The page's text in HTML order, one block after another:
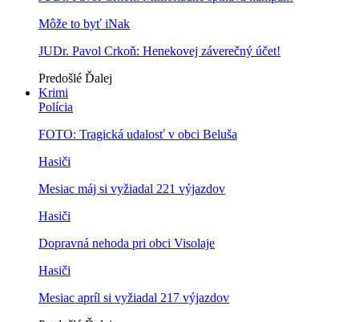
Môže to byť iNak
JUDr. Pavol Crkoň: Henekovej záverečný účet!
Predošlé Ďalej
Krimi
Polícia
FOTO: Tragická udalosť v obci Beluša
Hasiči
Mesiac máj si vyžiadal 221 výjazdov
Hasiči
Dopravná nehoda pri obci Visolaje
Hasiči
Mesiac apríl si vyžiadal 217 výjazdov